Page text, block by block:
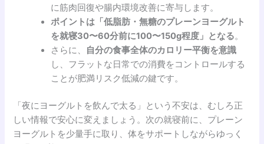
に筋肉回復や腸内環境改善に寄与します。
ポイントは「低脂肪・無糖のプレーンヨーグルト
を就寝30〜60分前に100〜150g程度」となる。
さらに、 自分の食事全体のカロリー平衡を意識
し、フラットな日常での消費をコントロールする
ことが肥満リスク低減の鍵です。
「夜にヨーグルトを飲んで太る」という不安は、むしろ正
しい情報で安心に変えましょう。次の就寝前に、プレーン
ヨーグルトを少量手に取り、体をサポートしながらゆっく